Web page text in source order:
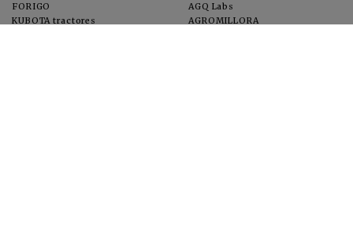
FORIGO
KUBOTA tractores
AGQ Labs
AGROMILLORA